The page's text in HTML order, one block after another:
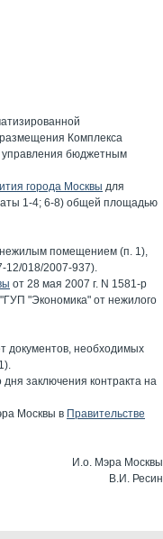
Комплекса
управления бюджетным
города Москвы для
1-4; 6-8) общей площадью
нежилым помещением (п. 1),
12/018/2007-937).
от 28 мая 2007 г. N 1581-р
"Экономика" от нежилого
документов, необходимых
заключения контракта на
Москвы в Правительстве
И.о. Мэра Москвы
В.И. Ресин